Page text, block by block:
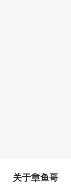
关于章鱼哥